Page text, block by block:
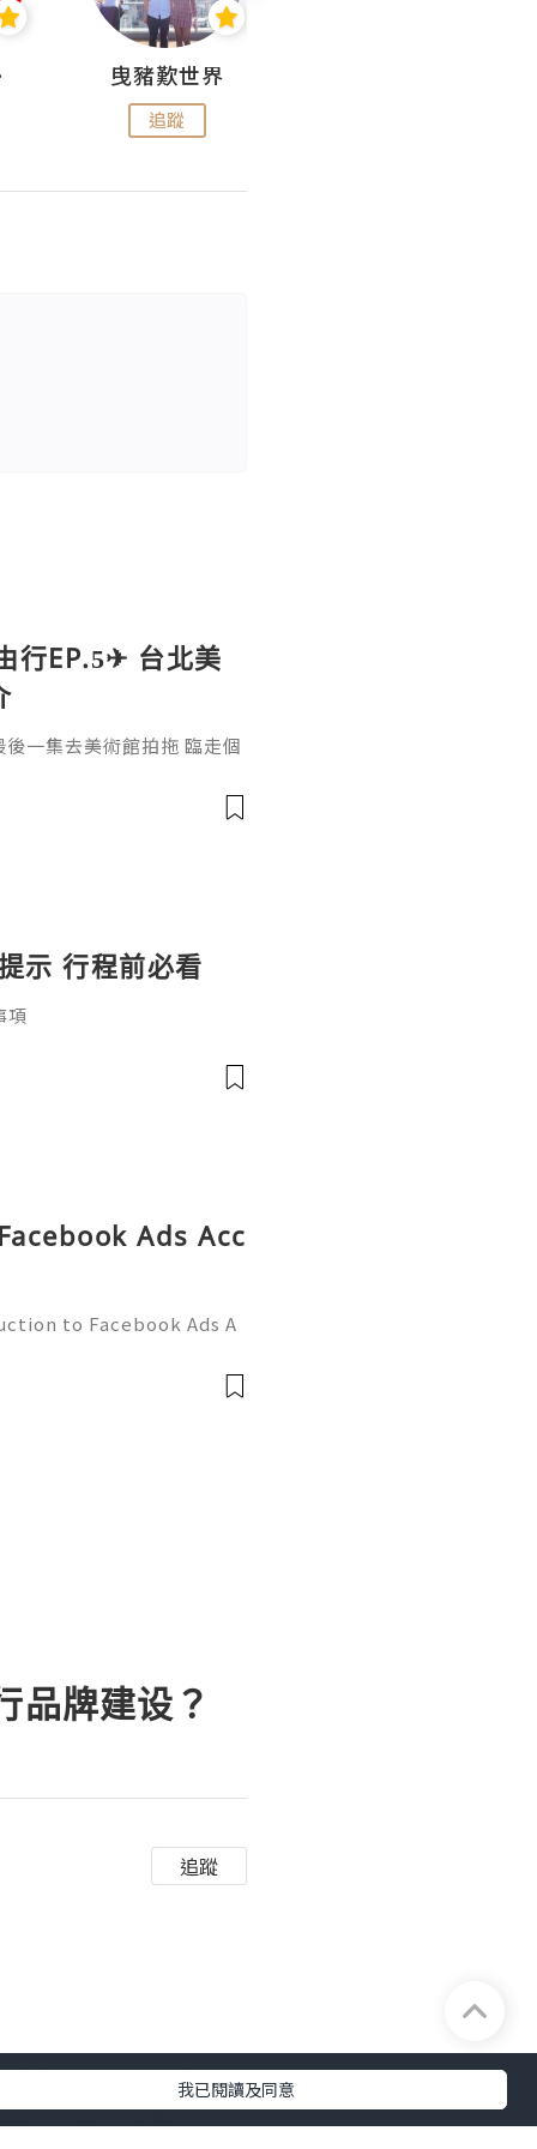
曳豬歎世界
追蹤
行EP.5✈ 台北美
一集去美術館拍拖 臨走個
店 台北忠孝 01:38 Lunch
美術館 📍 忠孝新生 - 去圓
示 行程前必看
項
Ads Acc
to Facebook Ads A
of Facebook adverti
品牌建设？
追蹤
题标签，可以提高品
牌的良好形象。同
我已閱讀及同意